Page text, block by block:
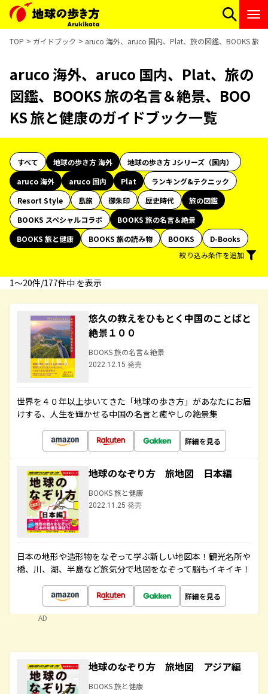
TOP ガイドブック aruco 海外、aruco 国内、Plat、旅の図鑑、BOOKS 旅
aruco 海外、aruco 国内、Plat、旅の
図鑑、BOOKS 旅の名言＆絶景、BOO
KS 旅と健康のガイドブック一覧
すべて 地球の歩き方 海外
地球の歩き方 Jシリーズ（国内）
aruco 海外
aruco 国内 Plat
ランキング&テクニック
Resort Style
島旅 御朱印 歴史時代
旅の図鑑
BOOKS スペシャルコラボ
BOOKS 旅の名言＆絶景
BOOKS 旅と健康
BOOKS 旅の読み物 BOOKS
D-Books
絞り込み条件を追加
1〜20件/177件中 を表示
悠久の教えをひもとく中国のことばと
絶景１００
BOOKS 旅の名言＆絶景
2022.12.15 発売
世界を４０年以上歩いてきた「地球の歩き方」があなたにお届
けする、人生を輝かせる中国の名言と癒やしの絶景集
詳細を見る
地球のなぞり方 旅地図 日本編
BOOKS 旅と健康
2022.11.25 発売
日本の地形や造形物をなぞって学ぶ新しい地図本！観光名所や
橋、川、湖、半島など旅気分で地図をなぞって脳もイキイキ！
詳細を見る
AD
地球のなぞり方 旅地図 アジア編
BOOKS 旅と健康